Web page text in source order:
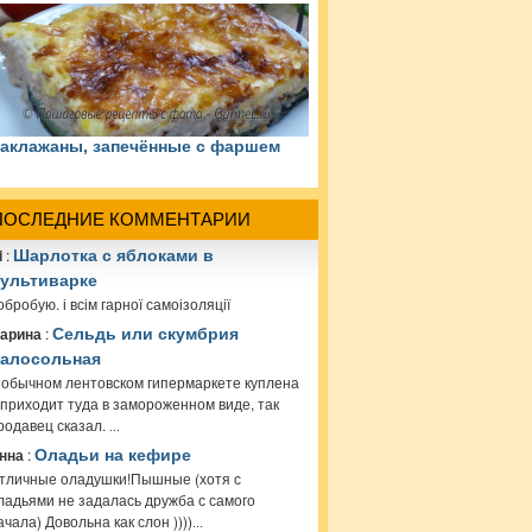
запечённые с фаршем
КОММЕНТАРИИ
: Шарлотка с яблоками в
і всім гарної самоізоляції
:Сельдь или скумбрия
лентовском гипермаркете куплена
туда в замороженном виде, так
сказал. ...
:Оладьи на кефире
оладушки!Пышные (хотя с
не задалась дружба с самого
Довольна как слон ))))...